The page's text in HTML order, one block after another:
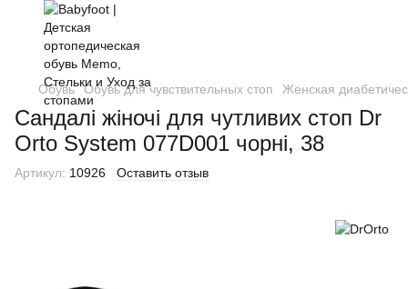
Обувь Обувь для чувствительных стоп Женская
Cандалі жіночі для чутливих стоп Dr
Orto System 077D001 чорні, 38
Артикул: 10926 Оставить отзыв